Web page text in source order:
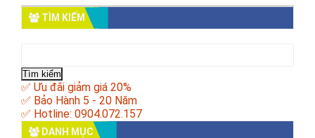
TÌM KIẾM
cho:
✅ Ưu đãi giảm giá 20%
✅ Bảo Hành 5 - 20 Năm
✅ Hotline: 0904.072.157
DANH MỤC